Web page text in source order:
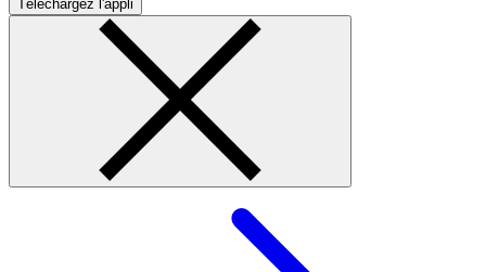
Téléchargez l'appli